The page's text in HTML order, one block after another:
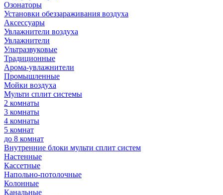
Озонаторы
Установки обеззараживания воздуха
Аксессуары
Увлажнители воздуха
Увлажнители
Ультразвуковые
Традиционные
Арома-увлажнители
Промышленные
Мойки воздуха
Мульти сплит системы
2 комнаты
3 комнаты
4 комнаты
5 комнат
до 8 комнат
Внутренние блоки мульти сплит систем
Настенные
Кассетные
Напольно-потолочные
Колонные
Канальные